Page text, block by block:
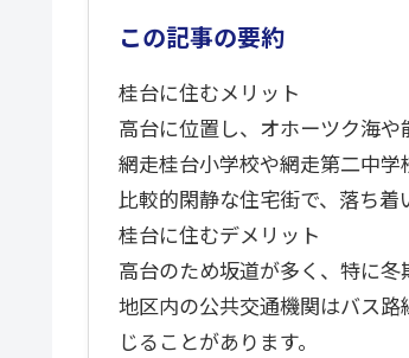
この記事の要約
桂台に住むメリット
高台に位置し、オホーツク海や
網走桂台小学校や網走第二中学
比較的閑静な住宅街で、落ち着
桂台に住むデメリット
高台のため坂道が多く、特に冬
地区内の公共交通機関はバス
じることがあります。